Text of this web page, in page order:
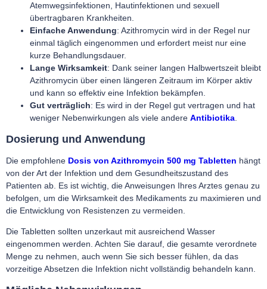
Atemwegsinfektionen, Hautinfektionen und sexuell
übertragbaren Krankheiten.
Einfache Anwendung: Azithromycin wird in der Regel nur
einmal täglich eingenommen und erfordert meist nur eine
kurze Behandlungsdauer.
Lange Wirksamkeit: Dank seiner langen Halbwertszeit bleibt
Azithromycin über einen längeren Zeitraum im Körper aktiv
und kann so effektiv eine Infektion bekämpfen.
Gut verträglich: Es wird in der Regel gut vertragen und hat
weniger Nebenwirkungen als viele andere Antibiotika.
Dosierung und Anwendung
Die empfohlene Dosis von Azithromycin 500 mg Tabletten hängt
von der Art der Infektion und dem Gesundheitszustand des
Patienten ab. Es ist wichtig, die Anweisungen Ihres Arztes genau zu
befolgen, um die Wirksamkeit des Medikaments zu maximieren und
die Entwicklung von Resistenzen zu vermeiden.
Die Tabletten sollten unzerkaut mit ausreichend Wasser
eingenommen werden. Achten Sie darauf, die gesamte verordnete
Menge zu nehmen, auch wenn Sie sich besser fühlen, da das
vorzeitige Absetzen die Infektion nicht vollständig behandeln kann.